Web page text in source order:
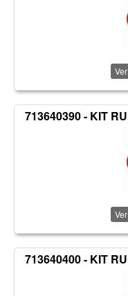
713640390 - KIT
713640400 - KIT